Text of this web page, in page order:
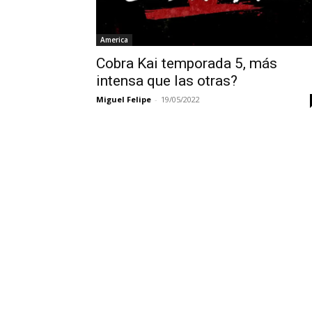
America
Cobra Kai temporada 5, más
intensa que las otras?
Miguel Felipe - 19/05/2022